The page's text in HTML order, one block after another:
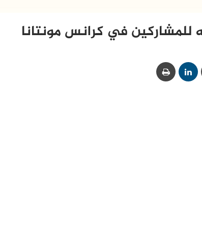
للمشاركين في كرانس مونتانا